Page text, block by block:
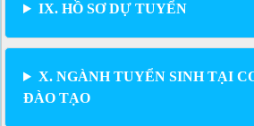
IX. HỒ SƠ DỰ TUYỂN
X. NGÀNH TUYỂN SINH TẠI
ĐÀO TẠO